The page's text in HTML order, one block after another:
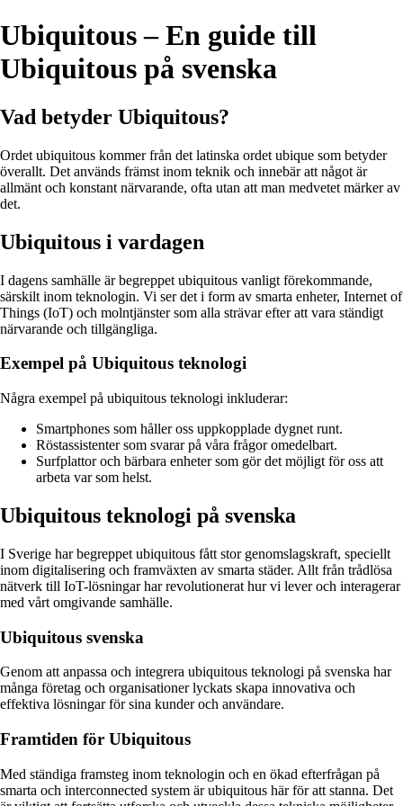
Ubiquitous – En guide till
Ubiquitous på svenska
Vad betyder Ubiquitous?
Ordet ubiquitous kommer från det latinska ordet ubique som betyder
överallt. Det används främst inom teknik och innebär att något är
allmänt och konstant närvarande, ofta utan att man medvetet märker av
det.
Ubiquitous i vardagen
I dagens samhälle är begreppet ubiquitous vanligt förekommande,
särskilt inom teknologin. Vi ser det i form av smarta enheter, Internet of
Things (IoT) och molntjänster som alla strävar efter att vara ständigt
närvarande och tillgängliga.
Exempel på Ubiquitous teknologi
Några exempel på ubiquitous teknologi inkluderar:
Smartphones som håller oss uppkopplade dygnet runt.
Röstassistenter som svarar på våra frågor omedelbart.
Surfplattor och bärbara enheter som gör det möjligt för oss att
arbeta var som helst.
Ubiquitous teknologi på svenska
I Sverige har begreppet ubiquitous fått stor genomslagskraft, speciellt
inom digitalisering och framväxten av smarta städer. Allt från trådlösa
nätverk till IoT-lösningar har revolutionerat hur vi lever och interagerar
med vårt omgivande samhälle.
Ubiquitous svenska
Genom att anpassa och integrera ubiquitous teknologi på svenska har
många företag och organisationer lyckats skapa innovativa och
effektiva lösningar för sina kunder och användare.
Framtiden för Ubiquitous
Med ständiga framsteg inom teknologin och en ökad efterfrågan på
smarta och interconnected system är ubiquitous här för att stanna. Det